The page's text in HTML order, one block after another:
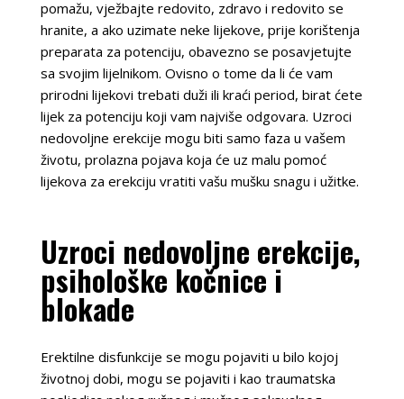
pomažu, vježbajte redovito, zdravo i redovito se
hranite, a ako uzimate neke lijekove, prije korištenja
preparata za potenciju, obavezno se posavjetujte
sa svojim lijelnikom. Ovisno o tome da li će vam
prirodni lijekovi trebati duži ili kraći period, birat ćete
lijek za potenciju koji vam najviše odgovara. Uzroci
nedovoljne erekcije mogu biti samo faza u vašem
životu, prolazna pojava koja će uz malu pomoć
lijekova za erekciju vratiti vašu mušku snagu i užitke.
Uzroci nedovoljne erekcije,
psihološke kočnice i
blokade
Erektilne disfunkcije se mogu pojaviti u bilo kojoj
životnoj dobi, mogu se pojaviti i kao traumatska